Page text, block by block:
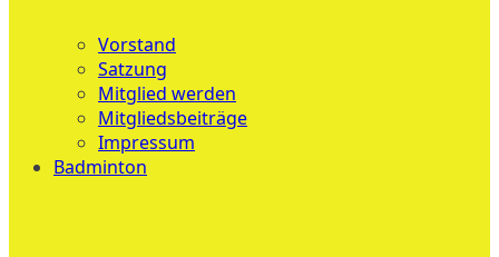
Vorstand
Satzung
Mitglied werden
Mitgliedsbeiträge
Impressum
Badminton